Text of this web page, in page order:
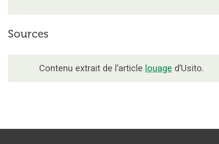
Sources
Contenu extrait de l’article louage d’Usito.